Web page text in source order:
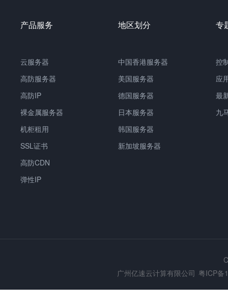
产品服务
云服务器
高防服务器
高防IP
裸金属服务器
机柜租用
SSL证书
高防CDN
弹性IP
地区划分
中国香港服务器
美国服务器
德国服务器
日本服务器
韩国服务器
新加坡服务器
专
控
应
最
九
广州亿速云计算有限公司 粤ICP备